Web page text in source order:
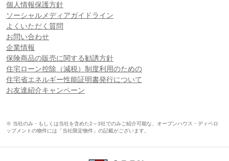
個人情報保護方針
ソーシャルメディアガイドライン
よくいただく質問
お問い合わせ
企業情報
保険商品の販売に関する勧誘方針
住宅ローン控除（減税）制度利用のための
住宅省エネルギー性能証明書発行について
お友達紹介キャンペーン
※ 当社のみ・もしくは当社を含めた2～3社でのみご紹介可能な、オープンハウス・ディベロ
ップメントの物件には「当社限定物件」の記載がございます。